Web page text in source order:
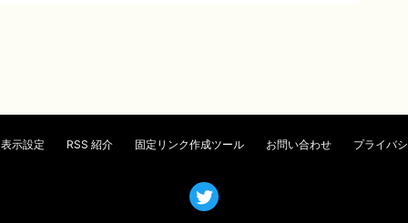
表示設定 RSS 紹介 固定リンク作成ツール お問い合わせ プライバ